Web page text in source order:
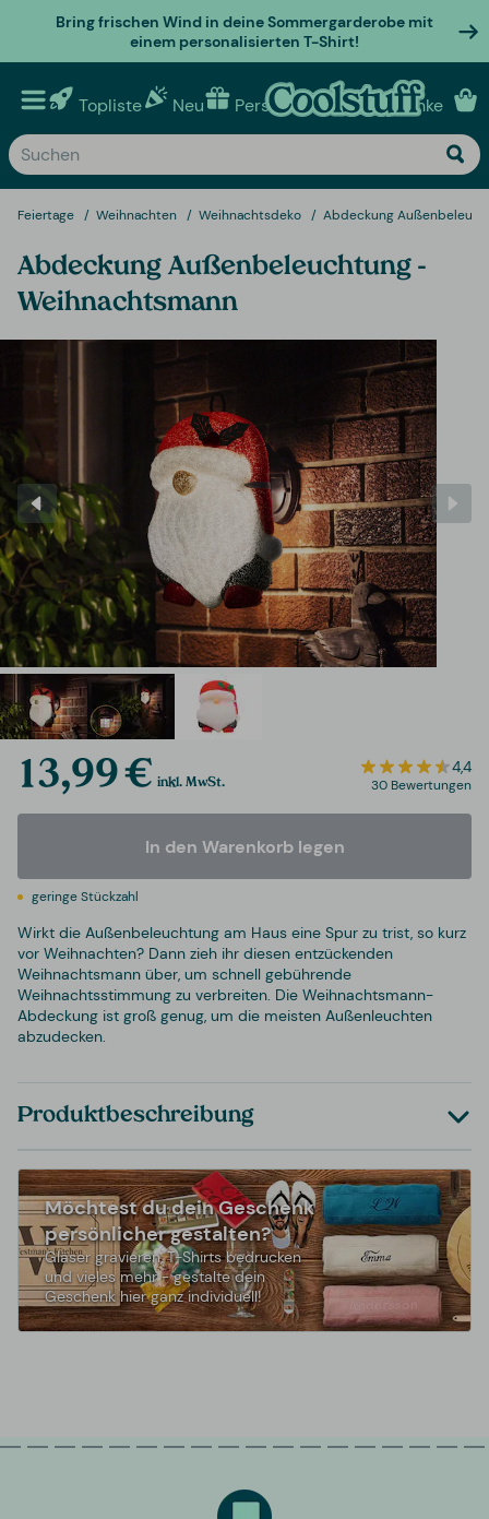
Bring frischen Wind in deine Sommergarderobe mit
einem personalisierten T-Shirt!
Topliste Neu Personalisierte geschenke
Feiertage Weihnachten Weihnachtsdeko Abdeckung
Abdeckung Außenbeleuchtung -
Weihnachtsmann
13,99 € inkl. MwSt.
4,4
30 Bewertungen
In den Warenkorb legen
geringe Stückzahl
Wirkt die Außenbeleuchtung am Haus eine Spur zu trist, so kurz
vor Weihnachten? Dann zieh ihr diesen entzückenden
Weihnachtsmann über, um schnell gebührende
Weihnachtsstimmung zu verbreiten. Die Weihnachtsmann-
Abdeckung ist groß genug, um die meisten Außenleuchten
abzudecken.
Produktbeschreibung
Möchtest du dein Geschenk
persönlicher gestalten?
Gläser gravieren, T-Shirts bedrucken
und vieles mehr - gestalte dein
Geschenk hier ganz individuell!